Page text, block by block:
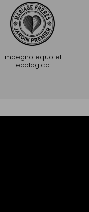
Impegno equo et
ecologico